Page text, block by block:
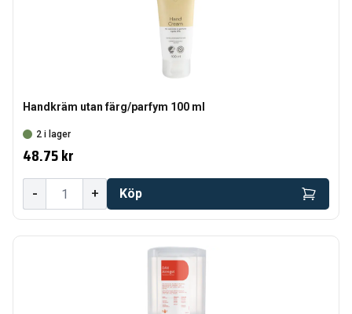
Handkräm utan färg/parfym 100 ml
2 i lager
48.75 kr
- + Köp